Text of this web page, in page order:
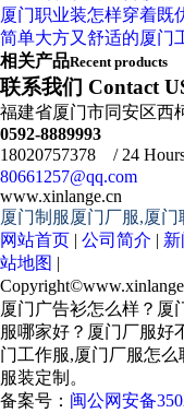
厦门职业装怎样穿着既
简单大方又舒适的厦门
相关产品Recent products
联系我们 Contact
福建省厦门市同安区西
0592-8889993
18020757378 / 24
80661257@qq.com
www.xinlange.cn
厦门制服厦门厂服,厦
网站首页 | 公司简介 |
站地图 |
Copyright©
厦门广告衫怎么样？厦
服哪家好？厦门厂服好
门工作服,厦门厂服怎
服装定制。
备案号： 闽公网安备